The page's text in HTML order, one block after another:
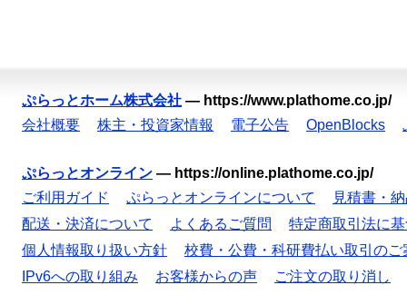
ぷらっとホーム株式会社 — https://www.plathome.co.jp/
会社概要
株主・投資家情報 電子公告 OpenBlocks
ぷらっとオンライン — https://online.plathome.co.jp/
ご利用ガイド
ぷらっとオンラインについて
見積書・
配送・決済について
よくあるご質問
特定商取引法に
個人情報取り扱い方針
校費・公費・科研費払い取引のご
IPv6への取り組み
お客様からの声 ご注文の取り消し